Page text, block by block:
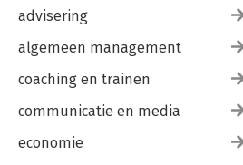
advisering
algemeen management
coaching en trainen
communicatie en media
economie